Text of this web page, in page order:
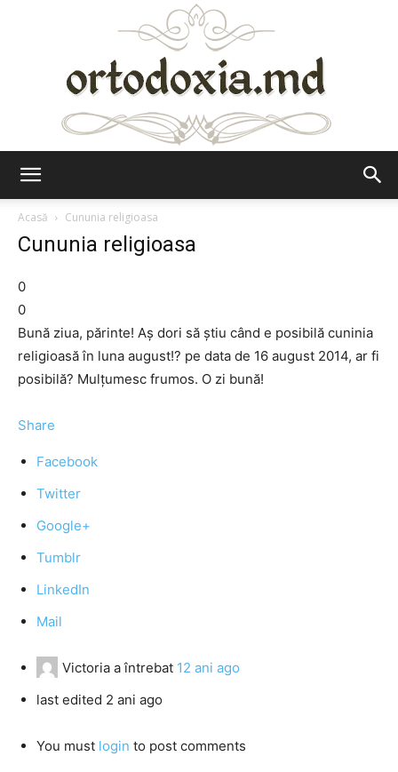
Acasă
Cununia religioasa
Cununia religioasa
0
0
Bună ziua, părinte! Aş dori să ştiu când e posibilă cuninia
religioasă în luna august!? pe data de 16 august 2014, ar fi
posibilă? Mulţumesc frumos. O zi bună!
Share
Facebook
Twitter
Google+
Tumblr
LinkedIn
Mail
Victoria a întrebat 12 ani ago
last edited 2 ani ago
You must login to post comments